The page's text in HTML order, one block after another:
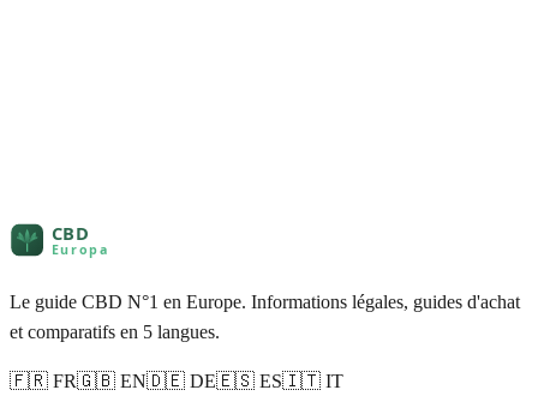
Le guide CBD N°1 en Europe. Informations légales, guides d'achat
et comparatifs en 5 langues.
🇫🇷 FR🇬🇧 EN🇩🇪 DE🇪🇸 ES🇮🇹 IT